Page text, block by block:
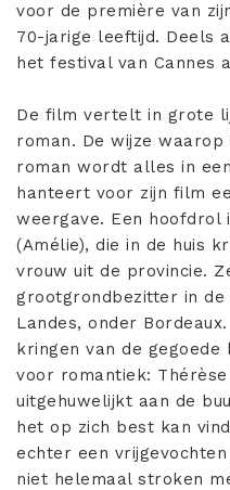
voor de première van
70-jarige leeftijd. Deels
het festival van Cannes
De film vertelt in grote
roman. De wijze
roman wordt alles in
hanteert voor zijn film
weergave. Een hoofdrol
(Amélie), die in de huis
vrouw uit de provincie.
grootgrondbezitter in
Landes, onder
kringen van de
voor romantiek:
uitgehuwelijkt aan de
het op zich best kan
echter een
niet helemaal stroken